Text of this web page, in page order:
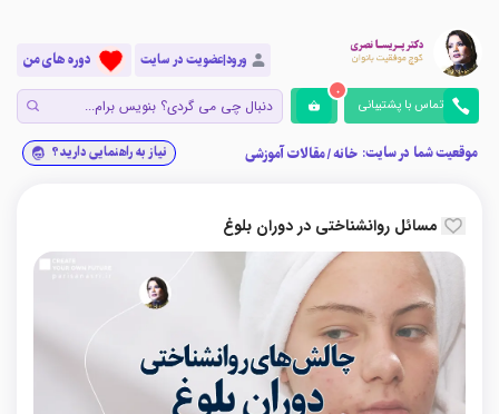
ورود|عضویت در سایت دوره های من
تماس با پشتیبانی
0
موقعیت شما در سایت: خانه/مقالات آموزشی نیاز به راهنمایی دارید؟
مسائل روانشناختی در دوران بلوغ